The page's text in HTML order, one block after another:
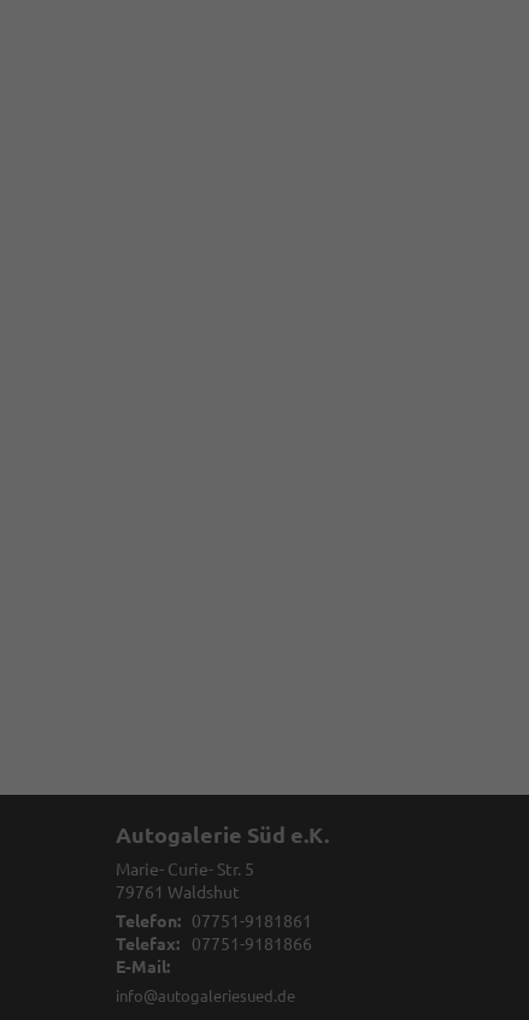
Autogalerie Süd e.K.
Marie- Curie- Str. 5
79761 Waldshut
Telefon:
07751-9181861
Telefax:
07751-9181866
E-Mail:
info@autogaleriesued.de